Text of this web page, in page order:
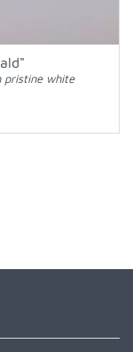
pristine white